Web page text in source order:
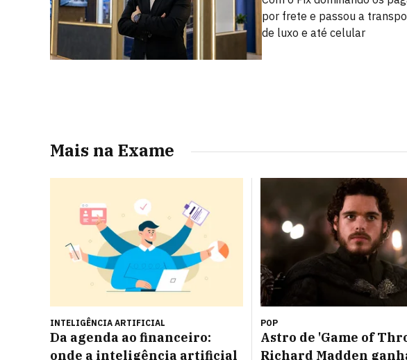
por frete e passou a
de luxo e até celular
Mais na Exame
INTELIGÊNCIA ARTIFICIAL
Da agenda ao financeiro:
onde a inteligência artificial
POP
Astro de 'Game of
Richard Madden